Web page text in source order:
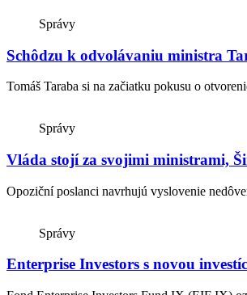
Správy
Schôdzu k odvolávaniu ministra
Tomáš Taraba si na začiatku pokusu o
Správy
Vláda stojí za svojimi ministrami,
Opoziční poslanci navrhujú vyslovenie
Správy
Enterprise Investors s novou